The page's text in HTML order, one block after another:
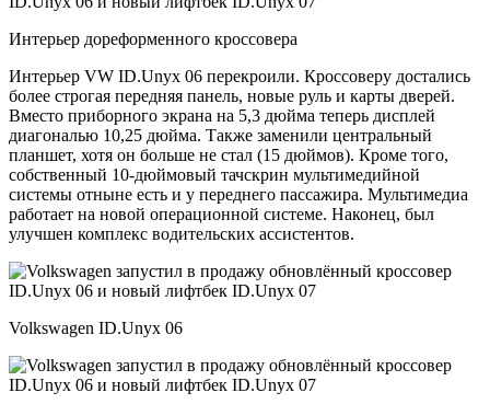
Интерьер дореформенного кроссовера
Интерьер VW ID.Unyx 06 перекроили. Кроссоверу достались
более строгая передняя панель, новые руль и карты дверей.
Вместо приборного экрана на 5,3 дюйма теперь дисплей
диагональю 10,25 дюйма. Также заменили центральный
планшет, хотя он больше не стал (15 дюймов). Кроме того,
собственный 10-дюймовый тачскрин мультимедийной
системы отныне есть и у переднего пассажира. Мультимедиа
работает на новой операционной системе. Наконец, был
улучшен комплекс водительских ассистентов.
Volkswagen ID.Unyx 06